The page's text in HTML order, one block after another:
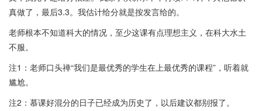
真做了，最后3.3。我估计给分就是按发言给的。
老师根本不知道科大的情况，至少这课有点理想主义，在科大水土
不服。
注1：老师口头禅“我们是最优秀的学生在上最优秀的课程”，听着就
尴尬。
注2：慕课好混分的日子已经成为历史了，以后建议都别报了。